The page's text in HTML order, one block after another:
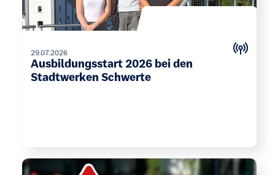
29.07.2026
Ausbildungsstart 2026 bei den
Stadtwerken Schwerte